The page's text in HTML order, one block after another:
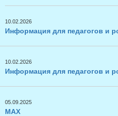
10.02.2026
Информация для педагогов и
10.02.2026
Информация для педагогов и
05.09.2025
MAX